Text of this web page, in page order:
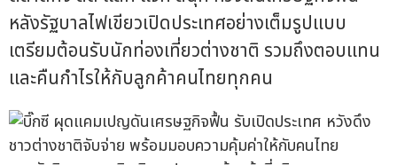
หลังรัฐบาลไฟเขียวเปิดประเทศอย่างเต็มรูปแบบ
เตรียมต้อนรับนักท่องเที่ยวต่างชาติ รวมถึงตอบแทน
และคืนกำไรให้กับลูกค้าคนไทยทุกคน